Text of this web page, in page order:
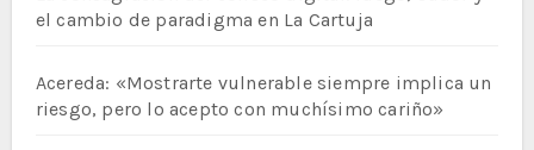
el cambio de paradigma en La Cartuja
Acereda: «Mostrarte vulnerable siempre implica un
riesgo, pero lo acepto con muchísimo cariño»